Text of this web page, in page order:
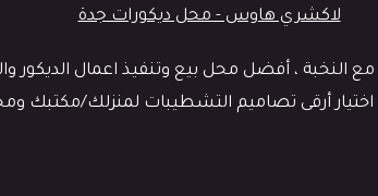
، أفضل محل بيع وتنفيذ اعمال الديكور
اختيار أرقى تصاميم التشطيبات لمنزلك/مكتبك